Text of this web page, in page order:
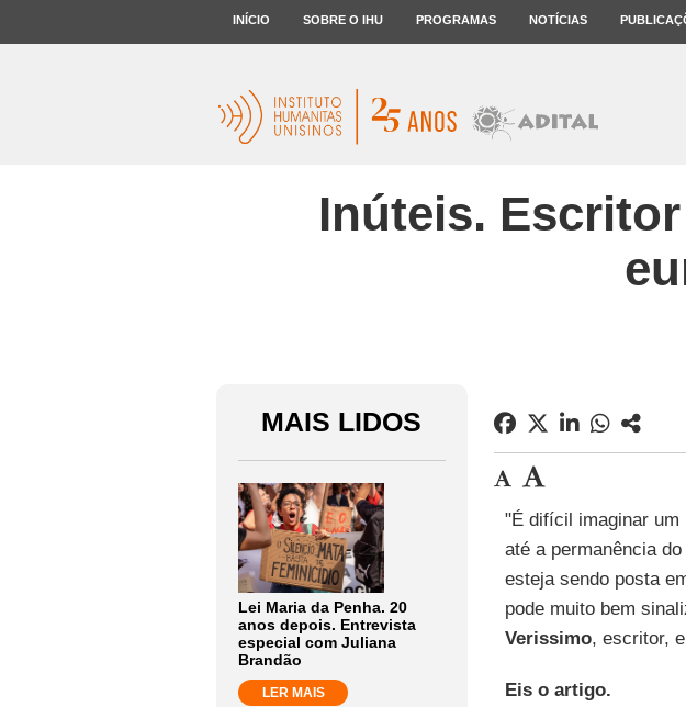
INÍCIO SOBRE O IHU PROGRAMAS NOTÍCIAS
Inúteis.
MAIS LIDOS
Lei Maria da Penha. 20
anos depois. Entrevista
especial com Juliana
Brandão
LER MAIS
"É difícil imaginar um
até a permanência
esteja sendo posta
pode muito bem
Verissimo, escritor,
Eis o artigo.